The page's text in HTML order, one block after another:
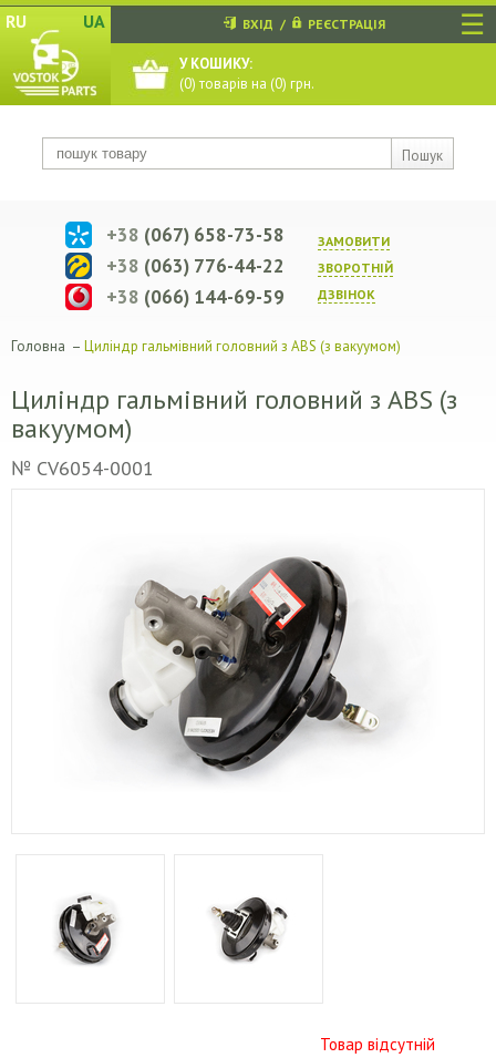
☰
RU UA
Пошук
ВХІД / РЕЄСТРАЦІЯ
У КОШИКУ:
(0) товарів на (0) грн.
ЗАМОВИТИ
ЗВОРОТНIЙ
ДЗВIНОК
+38 (067) 658-73-58
+38 (063) 776-44-22
+38 (066) 144-69-59
Головна – Циліндр гальмівний головний з ABS (з вакуумом)
Циліндр гальмівний головний з ABS (з
вакуумом)
№ CV6054-0001
Товар відсутній